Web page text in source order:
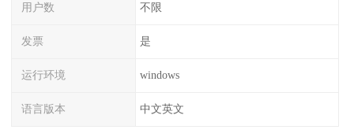
用户数 不限
发票 是
运行环境 windows
语言版本 中文英文